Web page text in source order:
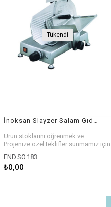
Tükendi
Ürün stoklarını öğrenmek ve
Projenize özel teklifler sunmamız için
END.SO.183
₺0,00